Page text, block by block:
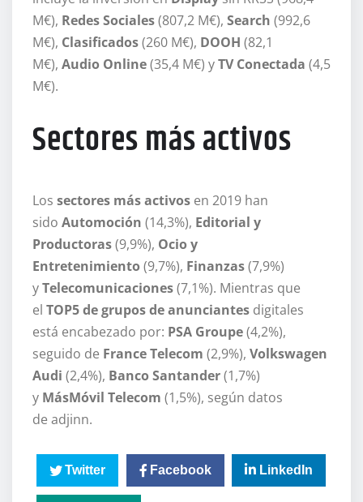
M€), Redes Sociales(807,2 M€), Search (992,6
M€), Clasificados(260 M€), DOOH (82,1
M€), Audio Online(35,4 M€) yTV Conectada (4,5
M€).
Sectores más activos
Los sectores más activos en 2019 han
sido Automoción (14,3%), Editorial y
Productoras(9,9%), Ocio y
Entretenimiento (9,7%), Finanzas(7,9%)
yTelecomunicaciones(7,1%). Mientras que
el TOP5 de grupos de anunciantes digitales
está encabezado por: PSA Groupe(4,2%),
seguido de France Telecom (2,9%), Volkswagen
Audi (2,4%), Banco Santander(1,7%)
y MásMóvil Telecom (1,5%), según datos
de adjinn.
Twitter Facebook LinkedIn